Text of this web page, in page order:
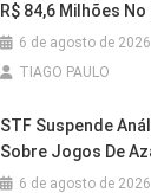
R$ 84,6 Milhões No
6 de agosto de 2026
TIAGO PAULO
STF Suspende
Sobre Jogos De
6 de agosto de 2026